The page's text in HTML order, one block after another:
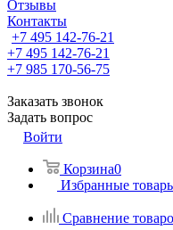
Отзывы
Контакты
+7 495 142-76-21
+7 495 142-76-21
+7 985 170-56-75
Заказать звонок
Задать вопрос
Войти
Корзина0
Избранные
Сравнение